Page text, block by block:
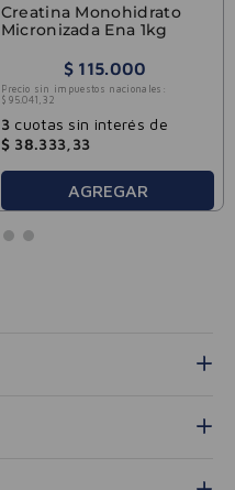
Creatina Monohidrato
Micronizada Ena 1kg
$ 115.000
Precio sin impuestos nacionales:
$ 95.041 32
3cuotas sin interés de
$ 38.333 33
AGREGAR